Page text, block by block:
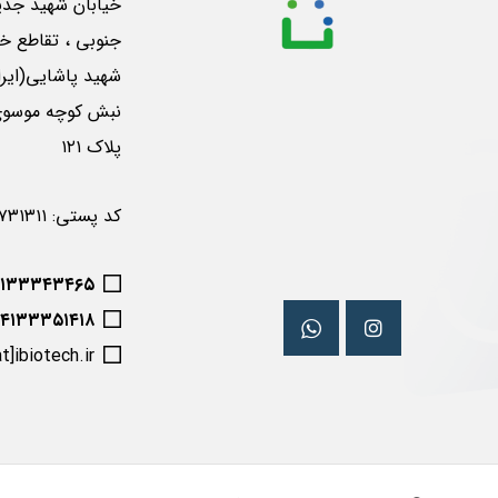
جنوبی ، تقاطع
شهید
پلاک ۱۲۱
کد پستی: ۵۱۶۵۷۳۱۳۱۱